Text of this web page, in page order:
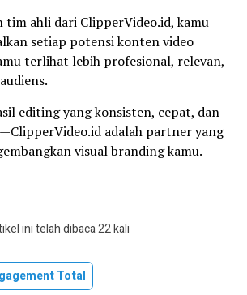
tim ahli dari ClipperVideo.id, kamu
setiap potensi konten video
terlihat lebih profesional, relevan,
editing yang konsisten, cepat, dan
adalah partner yang
visual branding kamu.
ini telah dibaca 22 kali
Total